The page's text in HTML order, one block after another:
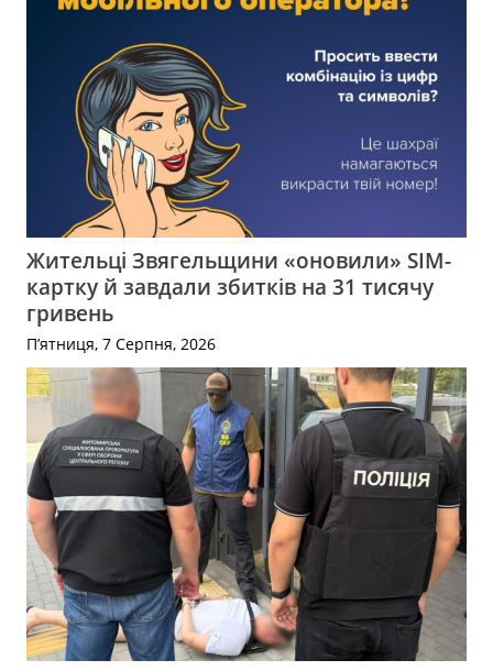
Жительці Звягельщини «оновили» SIM-
картку й завдали збитків на 31 тисячу
гривень
П’ятниця, 7 Серпня, 2026